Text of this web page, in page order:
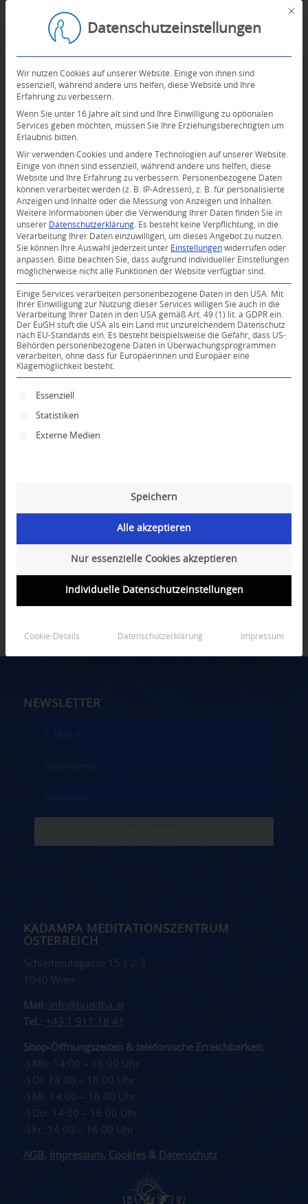
0
KOMMENTARE
Dein Kommentar
An Diskussion beteiligen?
Hinterlassen Sie uns Ihren Kommentar!
Name*
E-Mail-Adresse*
NEWSLETTER
KADAMPA MEDITATIONSZENTRUM
ÖSTERREICH
Schleifmühlgasse 15 / 2-3
1040 Wien
Mail: info@buddha.at
Tel.: +43 1 911 18 41
Shop-Öffnungszeiten & telefonische Erreichbarkeit:
-) Mo: 14:00 – 16:00 Uhr
-) Di: 14:00 – 16:00 Uhr
-) Mi: 14:00 – 16:00 Uhr
-) Do: 14:00 – 16:00 Uhr
-) Fr: 14:00 – 16:00 Uhr
AGB , Impressum, Cookies& Datenschutz
Mit
Datenschutzeinstellungen
Wir nutzen Cookies auf unserer Website. Einige von ihnen sind
essenziell, während andere uns helfen, diese Website und Ihre
Erfahrung zu verbessern.
Wenn Sie unter 16 Jahre alt sind und Ihre Einwilligung zu optionalen
Services geben möchten, müssen Sie Ihre Erziehungsberechtigten um
Erlaubnis bitten.
Wir verwenden Cookies und andere Technologien auf unserer Website.
Einige von ihnen sind essenziell, während andere uns helfen, diese
Website und Ihre Erfahrung zu verbessern.
Personenbezogene Daten
können verarbeitet werden (z. B. IP-Adressen), z. B. für personalisierte
Anzeigen und Inhalte oder die Messung von Anzeigen und Inhalten.
Weitere Informationen über die Verwendung Ihrer Daten finden Sie in
unserer Datenschutzerklärung
Es besteht keine Verpflichtung, in die
Verarbeitung Ihrer Daten einzuwilligen, um dieses Angebot zu nutzen.
Sie können Ihre Auswahl jederzeit unter Einstellungen widerrufen oder
anpassen.
Bitte beachten Sie, dass aufgrund individueller Einstellungen
möglicherweise nicht alle Funktionen der Website verfügbar sind.
Einige Services verarbeiten personenbezogene Daten in den USA. Mit
Ihrer Einwilligung zur Nutzung dieser Services willigen Sie auch in die
Verarbeitung Ihrer Daten in den USA gemäß Art. 49 (1) lit. a GDPR ein.
Der EuGH stuft die USA als ein Land mit unzureichendem Datenschutz
nach EU-Standards ein. Es besteht beispielsweise die Gefahr, dass US-
Behörden personenbezogene Daten in Überwachungsprogrammen
verarbeiten, ohne dass für Europäerinnen und Europäer eine
Klagemöglichkeit besteht.
Es folgt eine Liste der Service-Gruppen, für die
Essenziell
Statistiken
Externe Medien
Speichern
Alle akzeptieren
Nur essenzielle Cookies akzeptieren
Individuelle Datenschutzeinstellungen
Cookie-Details Datenschutzerklärung Impressum